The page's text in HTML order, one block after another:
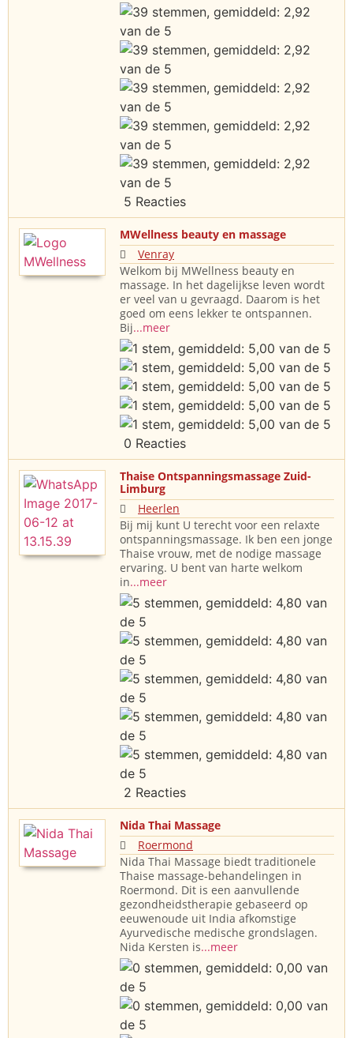
5 Reacties
MWellness beauty en massage
Venray
Welkom bij MWellness beauty en
massage. In het dagelijkse leven wordt
er veel van u gevraagd. Daarom is het
goed om eens lekker te ontspannen.
Bij...meer
0 Reacties
Thaise Ontspanningsmassage Zuid-
Limburg
Heerlen
Bij mij kunt U terecht voor een relaxte
ontspanningsmassage. Ik ben een jonge
Thaise vrouw, met de nodige massage
ervaring. U bent van harte welkom
in...meer
2 Reacties
Nida Thai Massage
Roermond
Nida Thai Massage biedt traditionele
Thaise massage-behandelingen in
Roermond. Dit is een aanvullende
gezondheidstherapie gebaseerd op
eeuwenoude uit India afkomstige
Ayurvedische medische grondslagen.
Nida Kersten is...meer